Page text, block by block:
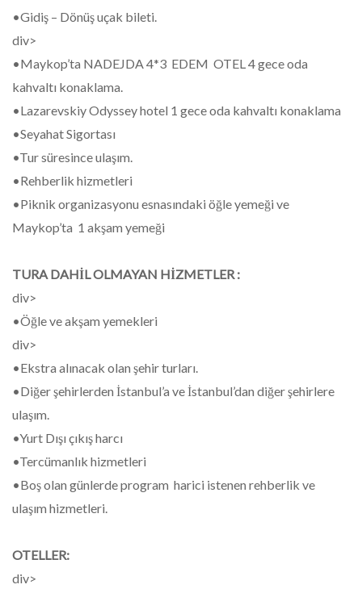
•Gidiş – Dönüş uçak bileti.
div>
•Maykop’ta NADEJDA 4*3 EDEM OTEL 4 gece oda
kahvaltı konaklama.
•Lazarevskiy Odyssey hotel 1 gece oda kahvaltı konaklama
•Seyahat Sigortası
•Tur süresince ulaşım.
•Rehberlik hizmetleri
•Piknik organizasyonu esnasındaki öğle yemeği ve
Maykop’ta 1 akşam yemeği
TURA DAHİL OLMAYAN HİZMETLER :
div>
•Öğle ve akşam yemekleri
div>
•Ekstra alınacak olan şehir turları.
•Diğer şehirlerden İstanbul’a ve İstanbul’dan diğer şehirlere
ulaşım.
•Yurt Dışı çıkış harcı
•Tercümanlık hizmetleri
•Boş olan günlerde program harici istenen rehberlik ve
ulaşım hizmetleri.
OTELLER:
div>